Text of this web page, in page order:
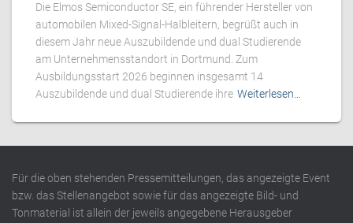
Die Elmos Semiconductor SE, ein führender Hersteller von
automobilen Mixed-Signal-Halbleitern, begrüßt auch in
diesem Jahr neue Auszubildende und dual Studierende
am Unternehmensstandort in Dortmund. Zum
Ausbildungsstart 2026 beginnen insgesamt 14
Auszubildende und dual Studierende ihre Weiterlesen…
Für die oben stehenden Pressemitteilungen, das angezeigte Event
bzw. das Stellenangebot sowie für das angezeigte Bild- und
Tonmaterial ist allein der jeweils angegebene Herausgeber